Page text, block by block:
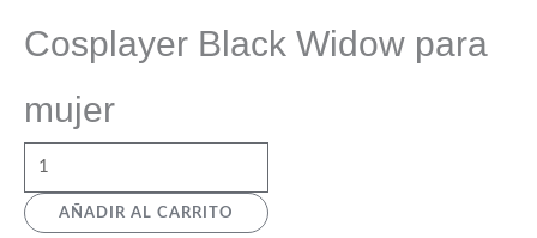
Cosplayer Black Widow para
mujer
AÑADIR AL CARRITO